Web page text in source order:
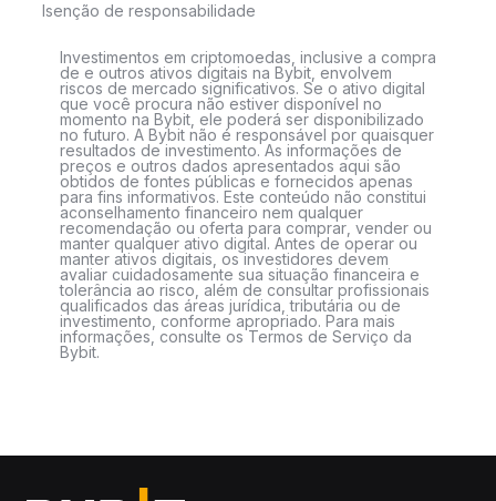
Isenção de responsabilidade
Investimentos em criptomoedas, inclusive a compra
de e outros ativos digitais na Bybit, envolvem
riscos de mercado significativos. Se o ativo digital
que você procura não estiver disponível no
momento na Bybit, ele poderá ser disponibilizado
no futuro. A Bybit não é responsável por quaisquer
resultados de investimento. As informações de
preços e outros dados apresentados aqui são
obtidos de fontes públicas e fornecidos apenas
para fins informativos. Este conteúdo não constitui
aconselhamento financeiro nem qualquer
recomendação ou oferta para comprar, vender ou
manter qualquer ativo digital. Antes de operar ou
manter ativos digitais, os investidores devem
avaliar cuidadosamente sua situação financeira e
tolerância ao risco, além de consultar profissionais
qualificados das áreas jurídica, tributária ou de
investimento, conforme apropriado. Para mais
informações, consulte os Termos de Serviço da
Bybit.